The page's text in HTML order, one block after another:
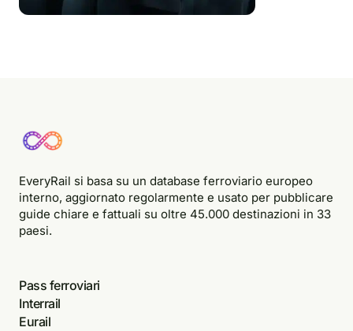
EveryRail si basa su un database ferroviario europeo
interno, aggiornato regolarmente e usato per pubblicare
guide chiare e fattuali su oltre 45.000 destinazioni in 33
paesi.
Pass ferroviari
Interrail
Eurail